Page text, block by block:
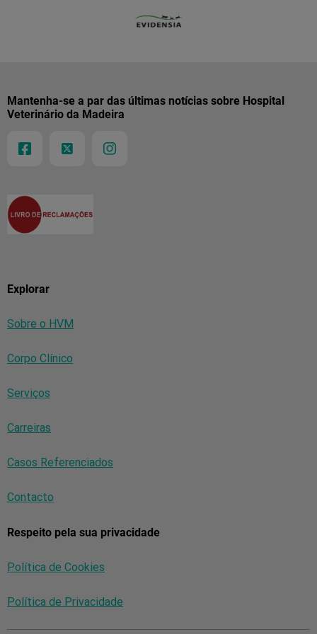
Explorar
Sobre o HVM
Corpo Clínico
Serviços
Carreiras
Casos Referenciados
Contacto
Respeito pela sua privacidade
Política de Cookies
Política de Privacidade
Mantenha-se a par das últimas notícias sobre Hospital
Veterinário da Madeira